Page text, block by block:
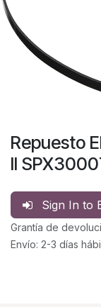
Repuesto
II
Sign In to
Grantía de
Envío: 2-3 días